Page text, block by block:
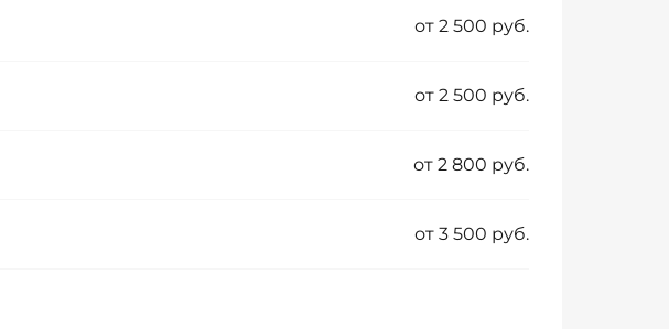
от 2 500 руб.
от 2 500 руб.
от 2 800 руб.
от 3 500 руб.